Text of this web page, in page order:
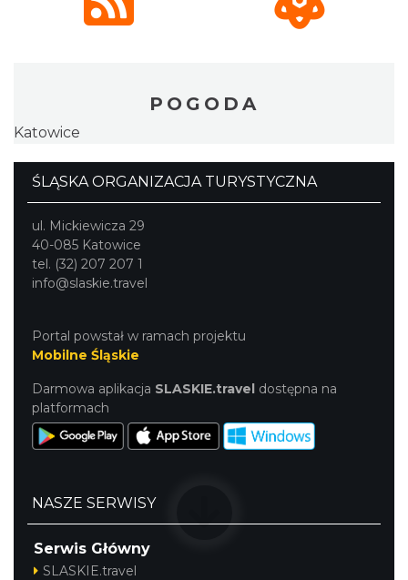
POGODA
Katowice
ŚLĄSKA ORGANIZACJA TURYSTYCZNA
ul. Mickiewicza 29
40-085 Katowice
tel. (32) 207 207 1
info@slaskie.travel
Portal powstał w ramach projektu
Mobilne Śląskie
Darmowa aplikacja SLASKIE.travel dostępna na
platformach
NASZE SERWISY
Serwis Główny
SLASKIE.travel